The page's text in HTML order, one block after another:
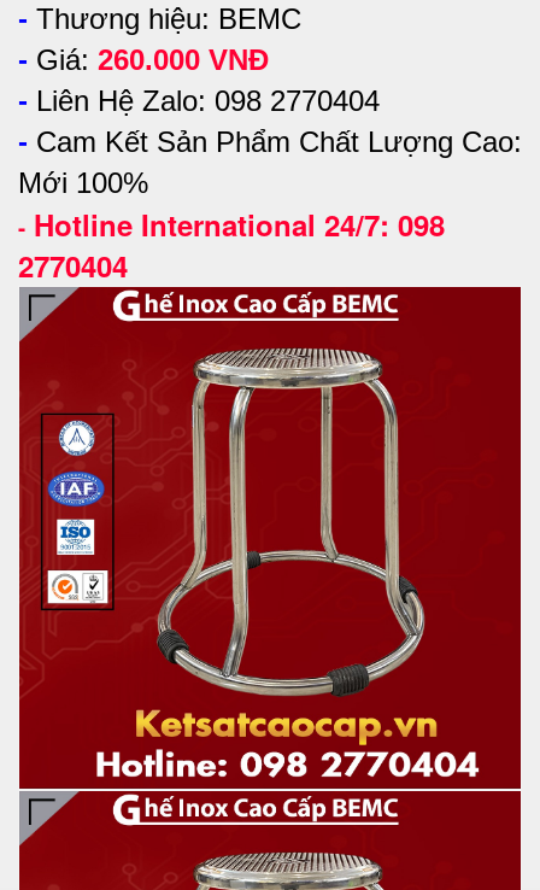
- Thương hiệu: BEMC
- Giá: 260.000 VNĐ
- Liên Hệ Zalo: 098 2770404
- Cam Kết Sản Phẩm Chất Lượng Cao:
Mới 100%
- Hotline International 24/7: 098
2770404